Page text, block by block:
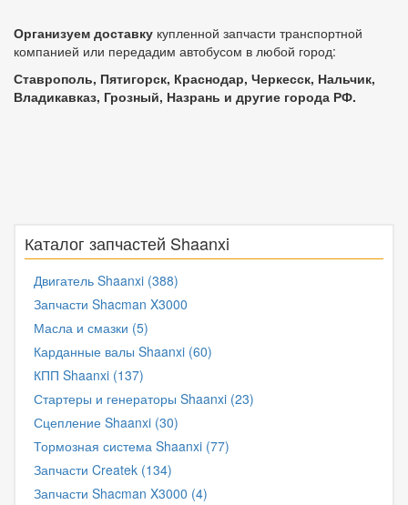
Организуем доставку купленной запчасти транспортной
компанией или передадим автобусом в любой город:
Ставрополь, Пятигорск, Краснодар, Черкесск, Нальчик,
Владикавказ, Грозный, Назрань и другие города РФ.
Каталог запчастей Shaanxi
Двигатель Shaanxi (388)
Запчасти Shacman X3000
Масла и смазки (5)
Карданные валы Shaanxi (60)
КПП Shaanxi (137)
Стартеры и генераторы Shaanxi (23)
Сцепление Shaanxi (30)
Тормозная система Shaanxi (77)
Запчасти Createk (134)
Запчасти Shacman X3000 (4)